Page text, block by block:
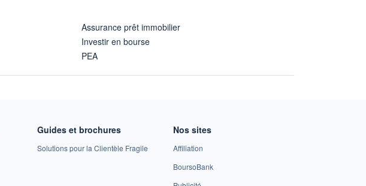
Assurance prêt immobilier
Investir en bourse
PEA
Guides et brochures
Solutions pour la Clientèle Fragile
Nos sites
Affiliation
BoursoBank